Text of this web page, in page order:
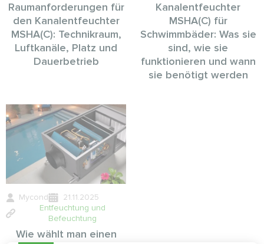
Raumanforderungen für
den Kanalentfeuchter
MSHA(C): Technikraum,
Luftkanäle, Platz und
Dauerbetrieb
Kanalentfeuchter
MSHA(C) für
Schwimmbäder: Was sie
sind, wie sie
funktionieren und wann
sie benötigt werden
Mycond
21.11.2025
Entfeuchtung und
Befeuchtung
Wie wählt man einen